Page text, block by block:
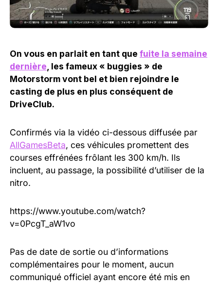
On vous en parlait en tant que fuite la semaine
dernière, les fameux « buggies » de
Motorstorm vont bel et bien rejoindre le
casting de plus en plus conséquent de
DriveClub.
Confirmés via la vidéo ci-dessous diffusée par
AllGamesBeta, ces véhicules promettent des
courses effrénées frôlant les 300 km/h. Ils
incluent, au passage, la possibilité d’utiliser de la
nitro.
https://www.youtube.com/watch?
v=0PcgT_aW1vo
Pas de date de sortie ou d’informations
complémentaires pour le moment, aucun
communiqué officiel ayant encore été mis en